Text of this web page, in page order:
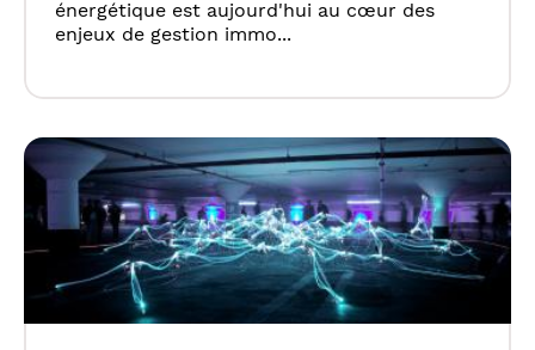
énergétique est aujourd'hui au cœur des
enjeux de gestion immo...